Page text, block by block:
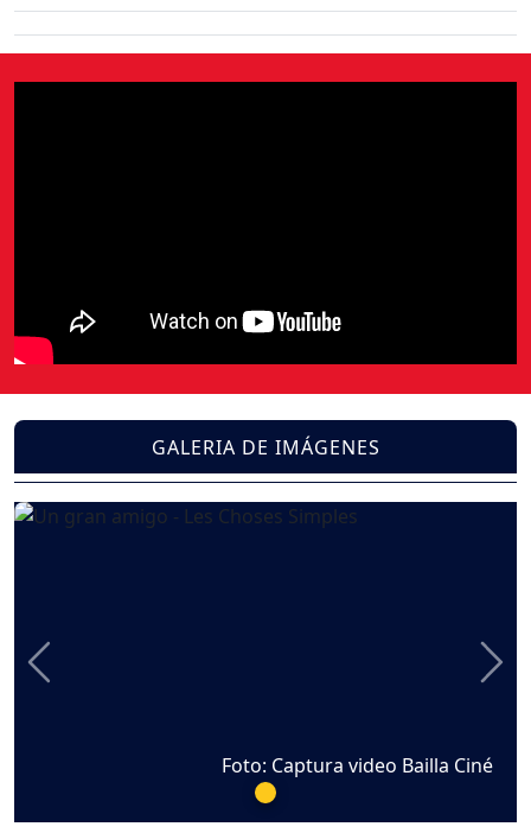
GALERIA DE IMÁGENES
Foto: Captura video Bailla Ciné
Previous Next